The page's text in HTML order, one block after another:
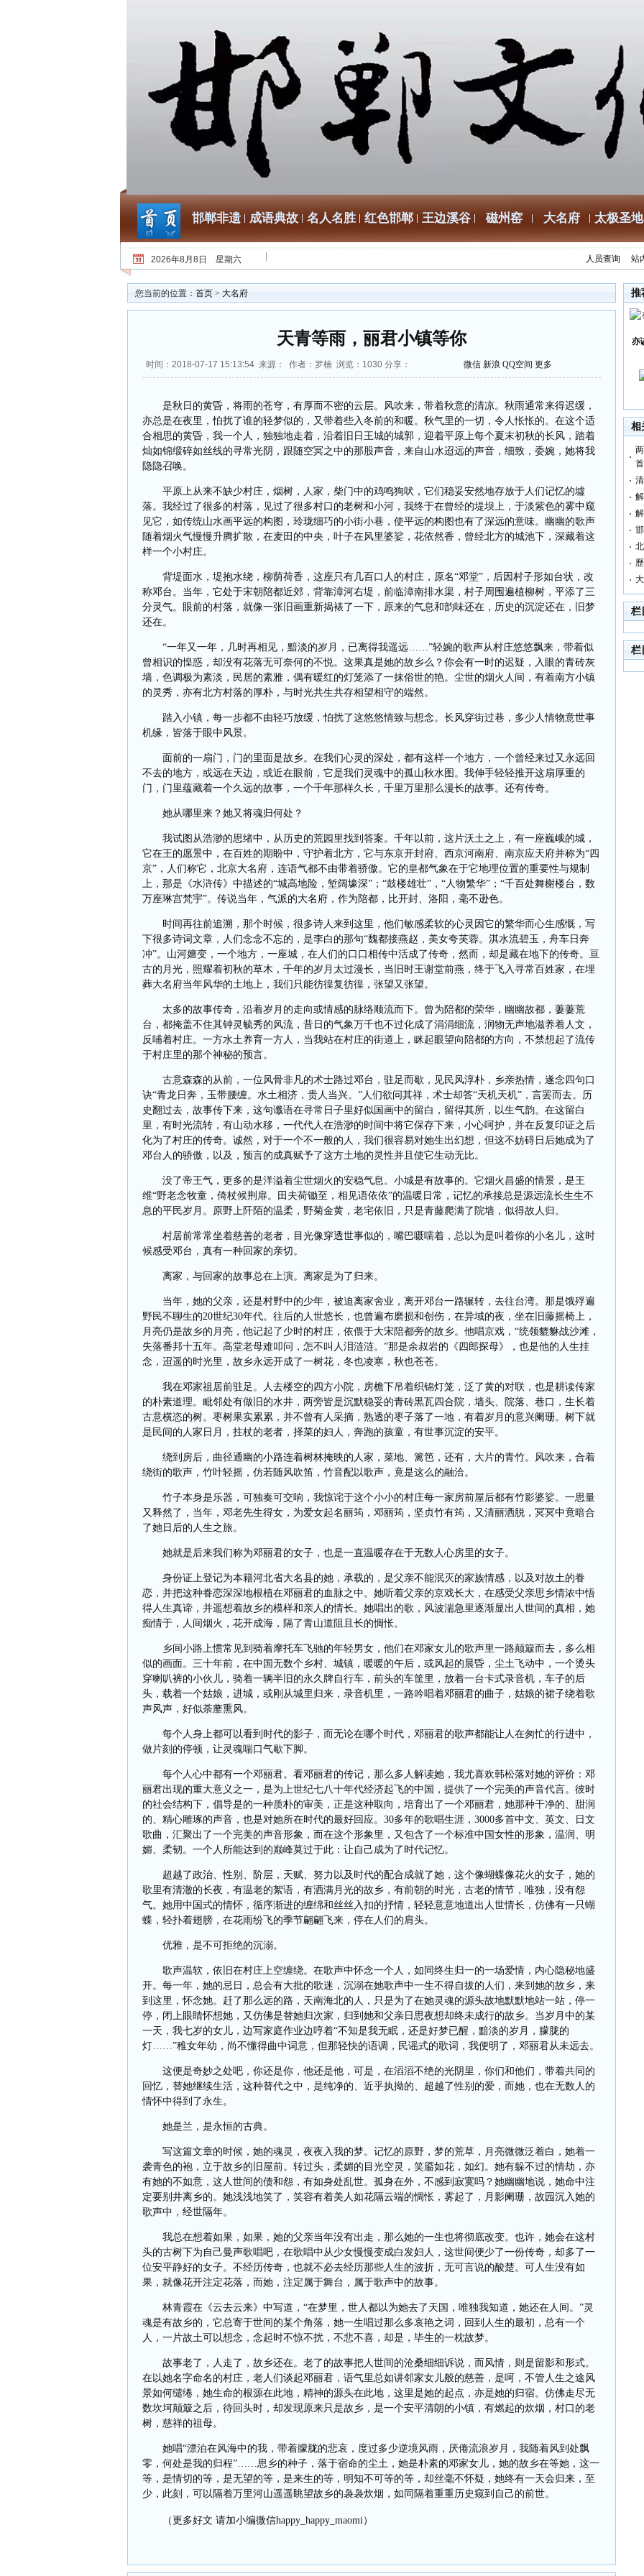
邯郸非遗 成语典故 名人名胜 红色邯郸 王边溪谷 磁州窑 大名府 太极圣地
2026年8月8日 星期六 人员查询 站
您当前的位置： 首页 > 大名府
天青等雨，丽君小镇等你
时间：2018-07-17 15:13:54 来源： 作者：罗楠 浏览： 1030 分享： 微信 新浪 QQ空间 更多
是秋日的黄昏，将雨的苍穹，有厚而不密的云层。风吹来，带着秋意的清凉。秋雨通常来得迟缓，
亦总是在夜里，怕扰了谁的轻梦似的，又带着些入冬前的和暖。秋气里的一切，令人怅怅的。在这个适
合相思的黄昏，我一个人，独独地走着，沿着旧日王城的城郭，迎着平原上每个夏末初秋的长风，踏着
灿如锦缎碎如丝线的寻常光阴，跟随空冥之中的那股声音，来自山水迢远的声音，细致，委婉，她将我
隐隐召唤。
平原上从来不缺少村庄，烟树，人家，柴门中的鸡鸣狗吠，它们稳妥安然地存放于人们记忆的墟
落。我经过了很多的村落，见过了很多村口的老树和小河，我终于在曾经的堤坝上，于淡紫色的雾中窥
见它，如传统山水画平远的构图，玲珑细巧的小街小巷，使平远的构图也有了深远的意味。幽幽的歌声
随着烟火气慢慢升腾扩散，在麦田的中央，叶子在风里婆娑，花依然香，曾经北方的城池下，深藏着这
样一个小村庄。
背堤面水，堤抱水绕，柳荫荷香，这座只有几百口人的村庄，原名“邓堂”，后因村子形如台状，改
称邓台。当年，它处于宋朝陪都近郊，背靠漳河右堤，前临漳南排水渠，村子周围遍植柳树，平添了三
分灵气。眼前的村落，就像一张旧画重新揭裱了一下，原来的气息和韵味还在，历史的沉淀还在，旧梦
还在。
“一年又一年，几时再相见，黯淡的岁月，已离得我遥远……”轻婉的歌声从村庄悠悠飘来，带着似
曾相识的惶惑，却没有花落无可奈何的不悦。这果真是她的故乡么？你会有一时的迟疑，入眼的青砖灰
墙，色调极为素淡，民居的素雅，偶有暖红的灯笼添了一抹俗世的艳。尘世的烟火人间，有着南方小镇
的灵秀，亦有北方村落的厚朴，与时光共生共存相望相守的端然。
踏入小镇，每一步都不由轻巧放缓，怕扰了这悠悠情致与想念。长风穿街过巷，多少人情物意世事
机缘，皆落于眼中风景。
面前的一扇门，门的里面是故乡。在我们心灵的深处，都有这样一个地方，一个曾经来过又永远回
不去的地方，或远在天边，或近在眼前，它是我们灵魂中的孤山秋水图。我伸手轻轻推开这扇厚重的
门，门里蕴藏着一个久远的故事，一个千年那样久长，千里万里那么漫长的故事。还有传奇。
她从哪里来？她又将魂归何处？
我试图从浩渺的思绪中，从历史的荒园里找到答案。千年以前，这片沃土之上，有一座巍峨的城，
它在王的愿景中，在百姓的期盼中，守护着北方，它与东京开封府、西京河南府、南京应天府并称为“四
京”，人们称它，北京大名府，连语气都不由带着骄傲。它的皇都气象在于它地理位置的重要性与规制
上，那是《水浒传》中描述的“城高地险，堑阔壕深”；“鼓楼雄壮”，“人物繁华”；“千百处舞榭楼台，数
万座琳宫梵宇”。传说当年，气派的大名府，作为陪都，比开封、洛阳，毫不逊色。
时间再往前追溯，那个时候，很多诗人来到这里，他们敏感柔软的心灵因它的繁华而心生感慨，写
下很多诗词文章，人们念念不忘的，是李白的那句“魏都接燕赵，美女夸芙蓉。淇水流碧玉，舟车日奔
冲”。山河嬗变，一个地方，一座城，在人们的口口相传中活成了传奇，然而，却是藏在地下的传奇。亘
古的月光，照耀着初秋的草木，千年的岁月太过漫长，当旧时王谢堂前燕，终于飞入寻常百姓家，在埋
葬大名府当年风华的土地上，我们只能彷徨复彷徨，张望又张望。
太多的故事传奇，沿着岁月的走向或情感的脉络顺流而下。曾为陪都的荣华，幽幽故都，萋萋荒
台，都掩盖不住其钟灵毓秀的风流，昔日的气象万千也不过化成了涓涓细流，润物无声地滋养着人文，
反哺着村庄。一方水土养育一方人，当我站在村庄的街道上，眯起眼望向陪都的方向，不禁想起了流传
于村庄里的那个神秘的预言。
古意森森的从前，一位风骨非凡的术士路过邓台，驻足而歇，见民风淳朴，乡亲热情，遂念四句口
诀“青龙日奔，玉带腰缠。水土相济，贵人当兴。”人们欲问其祥，术士却答“天机天机”，言罢而去。历
史翻过去，故事传下来，这句谶语在寻常日子里好似国画中的留白，留得其所，以生气韵。在这留白
里，有时光流转，有山动水移，一代代人在浩渺的时间中将它保存下来，小心呵护，并在反复印证之后
化为了村庄的传奇。诚然，对于一个不一般的人，我们很容易对她生出幻想，但这不妨碍日后她成为了
邓台人的骄傲，以及，预言的成真赋予了这方土地的灵性并且使它生动无比。
没了帝王气，更多的是洋溢着尘世烟火的安稳气息。小城是有故事的。它烟火昌盛的情景，是王
维“野老念牧童，倚杖候荆扉。田夫荷锄至，相见语依依”的温暖日常，记忆的承接总是源远流长生生不
息的平民岁月。原野上阡陌的温柔，野菊金黄，老宅依旧，只是青藤爬满了院墙，似得故人归。
村居前常常坐着慈善的老者，目光像穿透世事似的，嘴巴嗫嚅着，总以为是叫着你的小名儿，这时
候感受邓台，真有一种回家的亲切。
离家，与回家的故事总在上演。离家是为了归来。
当年，她的父亲，还是村野中的少年，被迫离家舍业，离开邓台一路辗转，去往台湾。那是饿殍遍
野民不聊生的20世纪30年代。往后的人世悠长，也曾遍布磨损和创伤，在异域的夜，坐在旧藤摇椅上，
月亮仍是故乡的月亮，他记起了少时的村庄，依偎于大宋陪都旁的故乡。他唱京戏，“统领貔貅战沙滩，
失落番邦十五年。高堂老母难叩问，怎不叫人泪涟涟。”那是余叔岩的《四郎探母》，也是他的人生挂
念，迢遥的时光里，故乡永远开成了一树花，冬也凌寒，秋也苍苍。
我在邓家祖居前驻足。人去楼空的四方小院，房檐下吊着织锦灯笼，泛了黄的对联，也是耕读传家
的朴素道理。毗邻处有做旧的水井，两旁皆是沉默稳妥的青砖黒瓦四合院，墙头、院落、巷口，生长着
古意横恣的树。枣树果实累累，并不曾有人采摘，熟透的枣子落了一地，有着岁月的意兴阑珊。树下就
是民间的人家日月，拄杖的老者，择菜的妇人，奔跑的孩童，有世事沉淀的安平。
绕到房后，曲径通幽的小路连着树林掩映的人家，菜地、篱笆，还有，大片的青竹。风吹来，合着
绕街的歌声，竹叶轻摇，仿若随风吹笛，竹音配以歌声，竟是这么的融洽。
竹子本身是乐器，可独奏可交响，我惊诧于这个小小的村庄每一家房前屋后都有竹影婆娑。一思量
又释然了，当年，邓老先生得女，为爱女起名丽筠，邓丽筠，坚贞竹有筠，又清丽洒脱，冥冥中竟暗合
了她日后的人生之旅。
她就是后来我们称为邓丽君的女子，也是一直温暖存在于无数人心房里的女子。
身份证上登记为本籍河北省大名县的她，承载的，是父亲不能泯灭的家族情感，以及对故土的眷
恋，并把这种眷恋深深地根植在邓丽君的血脉之中。她听着父亲的京戏长大，在感受父亲思乡情浓中悟
得人生真谛，并遥想着故乡的模样和亲人的情长。她唱出的歌，风波湍急里逐渐显出人世间的真相，她
痴情于，人间烟火，花开成海，隔了青山道阻且长的惆怅。
乡间小路上惯常见到骑着摩托车飞驰的年轻男女，他们在邓家女儿的歌声里一路颠簸而去，多么相
似的画面。三十年前，在中国无数个乡村、城镇，暖暖的午后，或风起的晨昏，尘土飞动中，一个烫头
穿喇叭裤的小伙儿，骑着一辆半旧的永久牌自行车，前头的车筐里，放着一台卡式录音机，车子的后
头，载着一个姑娘，进城，或刚从城里归来，录音机里，一路吟唱着邓丽君的曲子，姑娘的裙子绕着歌
声风声，好似荼蘼熏风。
每个人身上都可以看到时代的影子，而无论在哪个时代，邓丽君的歌声都能让人在匆忙的行进中，
做片刻的停顿，让灵魂喘口气歇下脚。
每个人心中都有一个邓丽君。看邓丽君的传记，那么多人解读她，我尤喜欢韩松落对她的评价：邓
丽君出现的重大意义之一，是为上世纪七八十年代经济起飞的中国，提供了一个完美的声音代言。彼时
的社会结构下，倡导是的一种质朴的审美，正是这种取向，培育出了一个邓丽君，她那种干净的、甜润
的、精心雕琢的声音，也是对她所在时代的最好回应。 30多年的歌唱生涯， 3000多首中文、英文、日文
歌曲，汇聚出了一个完美的声音形象，而在这个形象里，又包含了一个标准中国女性的形象，温润、明
媚、柔韧。一个人所能达到的巅峰莫过于此：让自己成为了时代记忆。
超越了政治、性别、阶层，天赋、努力以及时代的配合成就了她，这个像蝴蝶像花火的女子，她的
歌里有清澈的长夜，有温老的絮语，有洒满月光的故乡，有前朝的时光，古老的情节，唯独，没有怨
气。她用中国式的情怀，循序渐进的缠绵和丝丝入扣的抒情，轻轻意意地道出人世情长，仿佛有一只蝴
蝶，轻扑着翅膀，在花雨纷飞的季节翩翩飞来，停在人们的肩头。
优雅，是不可拒绝的沉溺。
歌声温软，依旧在村庄上空缠绕。在歌声中怀念一个人，如同终生归一的一场爱情，内心隐秘地盛
开。每一年，她的忌日，总会有大批的歌迷，沉溺在她歌声中一生不得自拔的人们，来到她的故乡，来
到这里，怀念她。赶了那么远的路，天南海北的人，只是为了在她灵魂的源头故地默默地站一站，停一
停，闭上眼睛怀想她，又仿佛是替她归次家，归到她和父亲日思夜想却终未成行的故乡。当岁月中的某
一天，我七岁的女儿，边写家庭作业边哼着“不知是我无眠，还是好梦已醒，黯淡的岁月，朦胧的
灯……”稚女年幼，尚不懂得曲中词意，但那轻快的语调，民谣式的歌词，我便明了，邓丽君从未远去。
这便是奇妙之处吧，你还是你，他还是他，可是，在滔滔不绝的光阴里，你们和他们，带着共同的
回忆，替她继续生活，这种替代之中，是纯净的、近乎执拗的、超越了性别的爱，而她，也在无数人的
情怀中得到了永生。
她是兰，是永恒的古典。
写这篇文章的时候，她的魂灵，夜夜入我的梦。记忆的原野，梦的荒草，月亮微微泛着白，她着一
袭青色的袍，立于故乡的旧屋前。转过头，柔媚的目光空灵，笑靥如花，如幻。她有躲不过的情劫，亦
有她的不如意，这人世间的债和怨，有如身处乱世。孤身在外，不感到寂寞吗？她幽幽地说，她命中注
定要别井离乡的。她浅浅地笑了，笑容有着美人如花隔云端的惆怅，雾起了，月影阑珊，故园沉入她的
歌声中，经世隔年。
我总在想着如果，如果，她的父亲当年没有出走，那么她的一生也将彻底改变。也许，她会在这村
头的古树下为自己曼声歌唱吧，在歌唱中从少女慢慢变成白发妇人，这世间便少了一份传奇，却多了一
位安平静好的女子。不经历传奇，也就不必去经历那些人生的波折，无可言说的酸楚。可人生没有如
果，就像花开注定花落，而她，注定属于舞台，属于歌声中的故事。
林青霞在《云去云来》中写道，“在梦里，世人都以为她去了天国，唯独我知道，她还在人间。”灵
魂是有故乡的，它总寄于世间的某个角落，她一生唱过那么多哀艳之词，回到人生的最初，总有一个
人，一片故土可以想念，念起时不惊不扰，不悲不喜，却是，毕生的一枕故梦。
故事老了，人走了，故乡还在。老了的故事把人世间的沧桑细细诉说，而风情，则是留影和形式。
在以她名字命名的村庄，老人们谈起邓丽君，语气里总如讲邻家女儿般的慈善，是呵，不管人生之途风
景如何缱绻，她生命的根源在此地，精神的源头在此地，这里是她的起点，亦是她的归宿。仿佛走尽无
数坎坷颠簸之后，待回头时，却发现原来只是故乡，是一个安平清朗的小镇，有燃起的炊烟，村口的老
树，慈祥的祖母。
她唱“漂泊在风海中的我，带着朦胧的悲哀，度过多少逆境风雨，厌倦流浪岁月，我随着风到处飘
零，何处是我的归程”……思乡的种子，落于宿命的尘土，她是朴素的邓家女儿，她的故乡在等她，这一
等，是情切的等，是无望的等，是来生的等，明知不可等的等，却丝毫不怀疑，她终有一天会归来，至
少，此刻，可以隔着万里河山遥遥眺望故乡的袅袅炊烟，如同隔着重重历史窥到自己的前世。
（更多好文 请加小编微信happy_happy_maomi）
推
亦
相
栏
栏